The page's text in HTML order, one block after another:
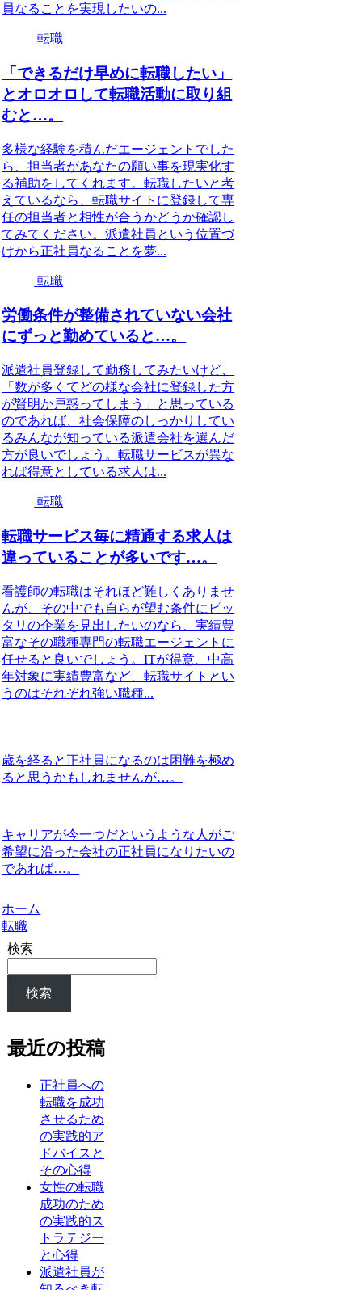
員なることを実現したいの...
転職
「できるだけ早めに転職したい」
とオロオロして転職活動に取り組
むと…。
多様な経験を積んだエージェントでした
ら、担当者があなたの願い事を現実化す
る補助をしてくれます。転職したいと考
えているなら、転職サイトに登録して専
任の担当者と相性が合うかどうか確認し
てみてください。派遣社員という位置づ
けから正社員なることを夢...
転職
労働条件が整備されていない会社
にずっと勤めていると…。
派遣社員登録して勤務してみたいけど、
「数が多くてどの様な会社に登録した方
が賢明か戸惑ってしまう」と思っている
のであれば、社会保障のしっかりしてい
るみんなが知っている派遣会社を選んだ
方が良いでしょう。転職サービスが異な
れば得意としている求人は...
転職
転職サービス毎に精通する求人は
違っていることが多いです…。
看護師の転職はそれほど難しくありませ
んが、その中でも自らが望む条件にピッ
タリの企業を見出したいのなら、実績豊
富なその職種専門の転職エージェントに
任せると良いでしょう。ITが得意、中高
年対象に実績豊富など、転職サイトとい
うのはそれぞれ強い職種...
歳を経ると正社員になるのは困難を極め
ると思うかもしれませんが…。
キャリアが今一つだというような人がご
希望に沿った会社の正社員になりたいの
であれば…。
ホーム
転職
検索
検索
最近の投稿
正社員への
転職を成功
させるため
の実践的ア
ドバイスと
その心得
女性の転職
成功のため
の実践的ス
トラテジー
と心得
派遣社員が